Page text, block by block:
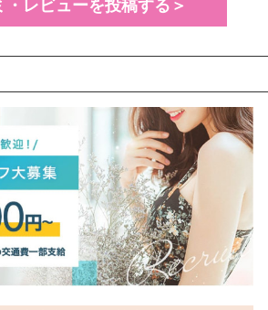
・レビューを投稿する＞